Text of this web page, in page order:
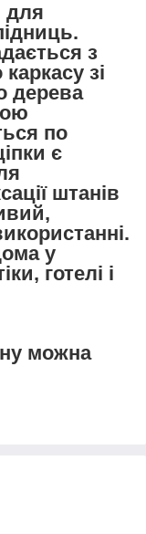
для
з
зі
дерева
по
є
штанів
у
готелі і
можна